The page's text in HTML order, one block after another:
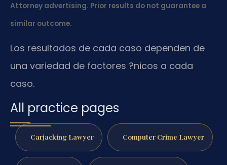
Attorney advertising. Prior results do not guarantee a
similar outcome.
Los resultados de cada caso dependen de
una variedad de factores ?nicos a cada
caso.
All practice pages
Carjacking Lawyer Computer Crime Lawyer